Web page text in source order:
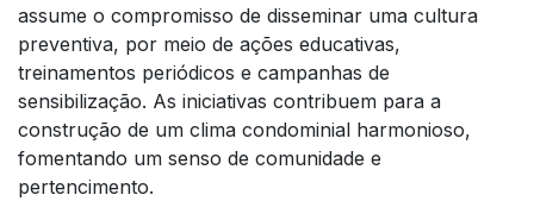
assume o compromisso de disseminar uma cultura
preventiva, por meio de ações educativas,
treinamentos periódicos e campanhas de
sensibilização. As iniciativas contribuem para a
construção de um clima condominial harmonioso,
fomentando um senso de comunidade e
pertencimento.